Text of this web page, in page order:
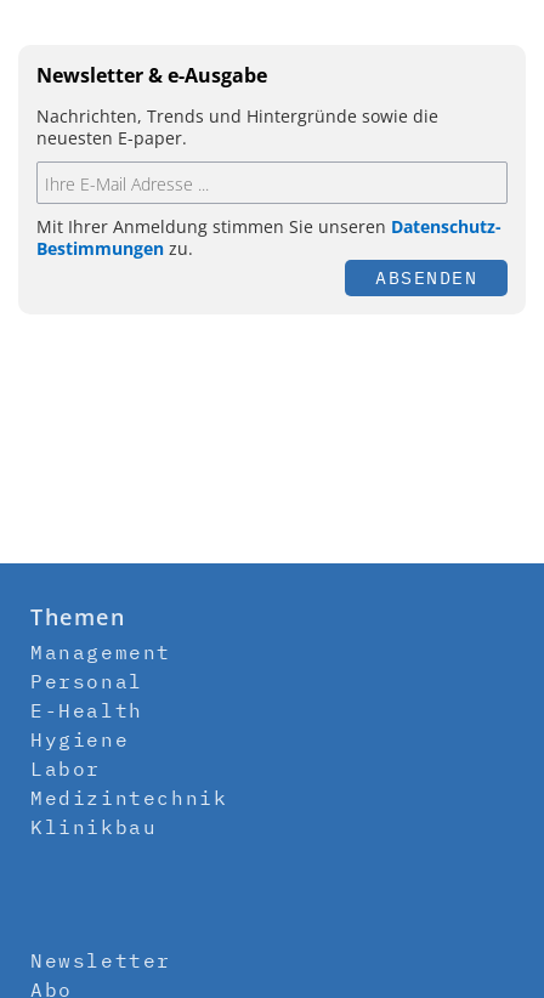
Newsletter & e-Ausgabe
Nachrichten, Trends und Hintergründe sowie die
neuesten E-paper.
Mit Ihrer Anmeldung stimmen Sie unseren Datenschutz-
Bestimmungen zu.
ABSENDEN
Themen
Management
Personal
E-Health
Hygiene
Labor
Medizintechnik
Klinikbau
Newsletter
Abo